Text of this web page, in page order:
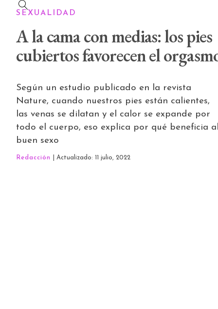
SEXUALIDAD
A la cama con medias: los pies
cubiertos favorecen el
Según un estudio publicado en la revista
Nature, cuando nuestros pies están calientes,
las venas se dilatan y el calor se expande por
todo el cuerpo, eso explica por qué beneficia
buen sexo
Redacción | Actualizado: 11 julio, 2022